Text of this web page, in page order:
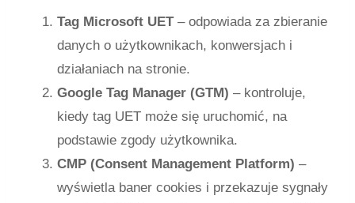
Tag Microsoft UET– odpowiada za zbieranie
danych o użytkownikach, konwersjach i
działaniach na stronie.
Google Tag Manager (GTM) – kontroluje,
kiedy tag UET może się uruchomić, na
podstawie zgody użytkownika.
CMP (Consent Management Platform) –
wyświetla baner cookies i przekazuje sygnały